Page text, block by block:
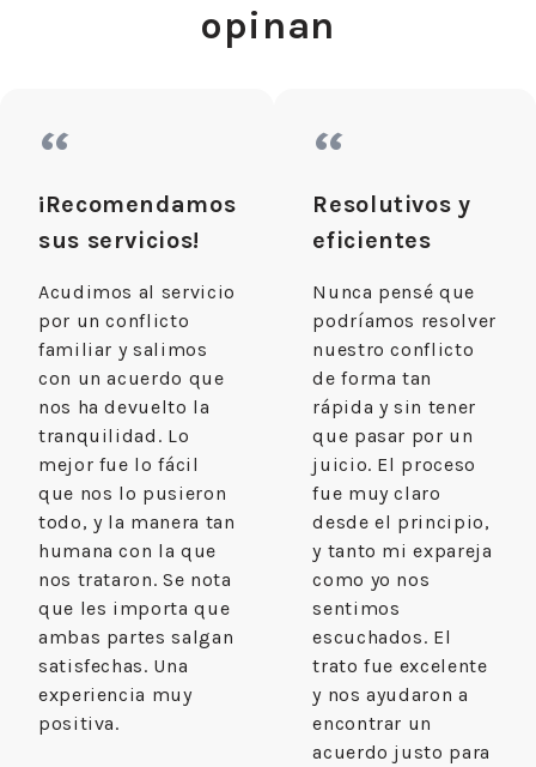
opinan
“
¡Recomendamos
sus servicios!
Acudimos al servicio
por un conflicto
familiar y salimos
con un acuerdo que
nos ha devuelto la
tranquilidad. Lo
mejor fue lo fácil
que nos lo pusieron
todo, y la manera tan
humana con la que
nos trataron. Se nota
que les importa que
ambas partes salgan
satisfechas. Una
experiencia muy
positiva.
“
Resolutivos y
eficientes
Nunca pensé que
podríamos resolver
nuestro conflicto
de forma tan
rápida y sin tener
que pasar por un
juicio. El proceso
fue muy claro
desde el principio,
y tanto mi expareja
como yo nos
sentimos
escuchados. El
trato fue excelente
y nos ayudaron a
encontrar un
acuerdo justo para